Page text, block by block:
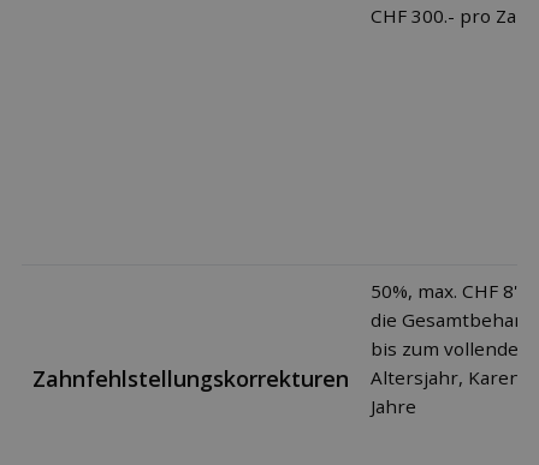
CHF 300.- pro Zahn
Zahnfehlstellungskorrekturen
50%, max. CHF
die
bis zum
Altersjahr,
Jahre